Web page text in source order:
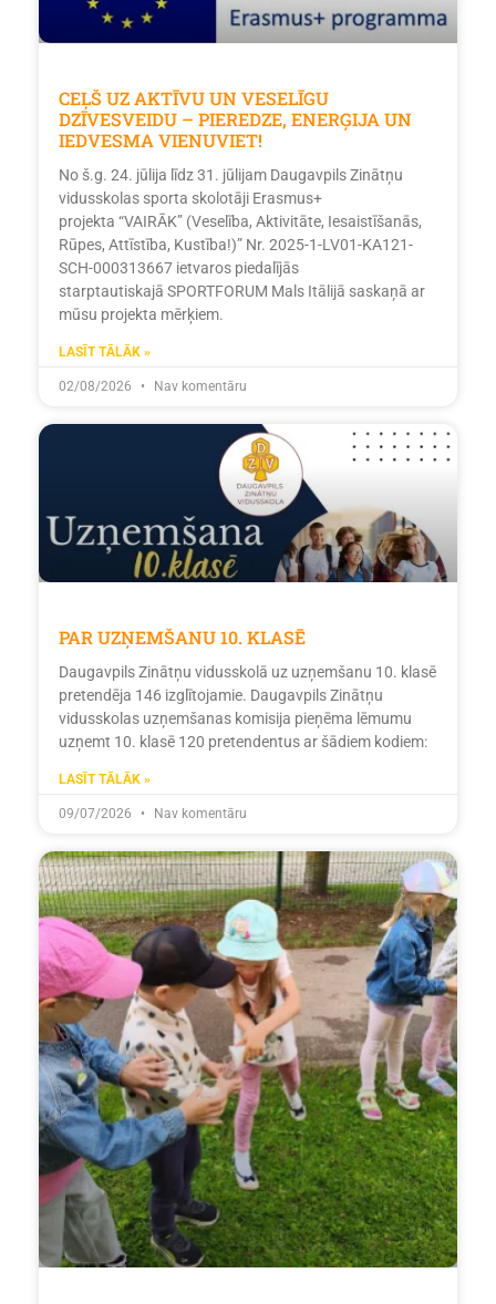
CEĻŠ UZ AKTĪVU UN VESELĪGU
DZĪVESVEIDU – PIEREDZE, ENERĢIJA UN
IEDVESMA VIENUVIET!
No š.g. 24. jūlija līdz 31. jūlijam Daugavpils Zinātņu
vidusskolas sporta skolotāji Erasmus+
projekta “VAIRĀK” (Veselība, Aktivitāte, Iesaistīšanās,
Rūpes, Attīstība, Kustība!)” Nr. 2025-1-LV01-KA121-
SCH-000313667 ietvaros piedalījās
starptautiskajā SPORTFORUM Mals Itālijā saskaņā ar
mūsu projekta mērķiem.
LASĪT TĀLĀK »
02/08/2026 Nav komentāru
PAR UZŅEMŠANU 10. KLASĒ
Daugavpils Zinātņu vidusskolā uz uzņemšanu 10. klasē
pretendēja 146 izglītojamie. Daugavpils Zinātņu
vidusskolas uzņemšanas komisija pieņēma lēmumu
uzņemt 10. klasē 120 pretendentus ar šādiem kodiem:
LASĪT TĀLĀK »
09/07/2026 Nav komentāru